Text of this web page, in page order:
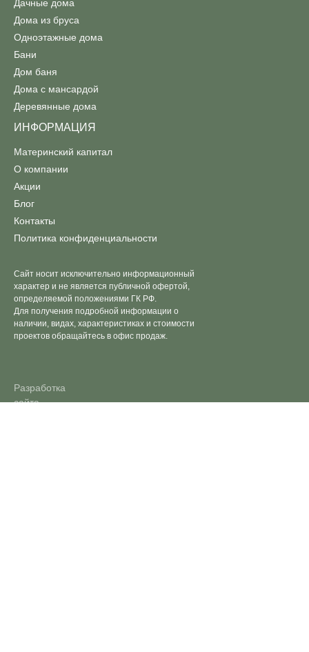
Сайт носит исключительно информационный
характер и не является публичной офертой,
определяемой положениями ГК РФ.
Для получения подробной информации о
наличии, видах, характеристиках и стоимости
проектов обращайтесь в офис продаж.
Материнский капитал
О компании
Акции
Блог
Контакты
Политика конфиденциальности
Дачные дома
Дома из бруса
Одноэтажные дома
Бани
Дом баня
Дома с мансардой
Деревянные дома
ИНФОРМАЦИЯ
Разработка
сайта